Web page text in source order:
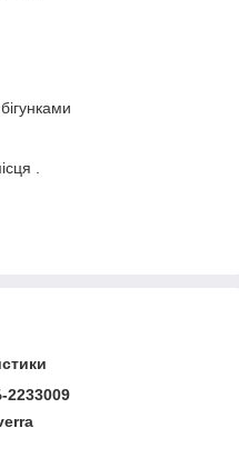
.
2233009